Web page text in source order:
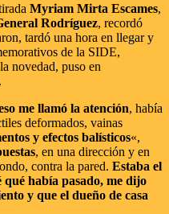
Myriam Mirta Escames,
Rodríguez, recordó
tardó una hora en llegar y
de la SIDE,
novedad, puso en
me llamó la atención, había
deformados, vainas
y efectos balísticos«,
, en una dirección y en
contra la pared. Estaba el
había pasado, me dijo
y que el dueño de casa